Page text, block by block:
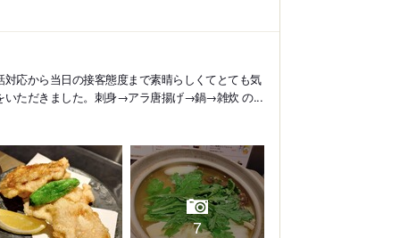
応から当日の接客態度まで素晴らしくてとても気
いただきました。刺身→アラ唐揚げ→鍋→雑炊 の...
7